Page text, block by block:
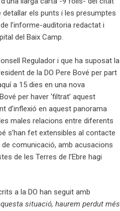
els punts i les presumptes
l’informe-auditoria redactat i
del Baix Camp.
Regulador i que ha suposat la
de la DO Pere Bové per part
a 15 dies en una nova
per haver ‘filtrat’ aquest
d’inflexió en aquest panorama
males relacions entre diferents
s’han fet extensibles al contacte
de comunicació, amb acusacions
de les Terres de l’Ebre hagi
a la DO han seguit amb
situació, haurem perdut més